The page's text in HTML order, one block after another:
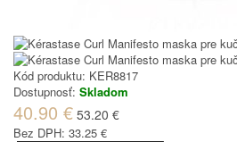
Kód produktu: KER8817
Dostupnosť: Skladom
40.90 € 53.20 €
Bez DPH: 33.25 €